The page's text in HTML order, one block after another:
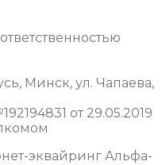
Минск, ул. Чапаева,
от 29.05.2019
эквайринг Альфа-